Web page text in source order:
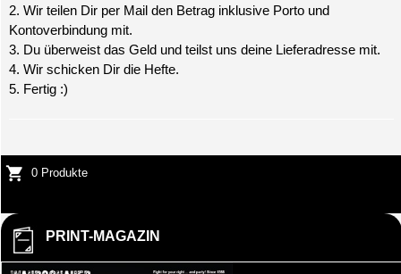
2. Wir teilen Dir per Mail den Betrag inklusive Porto und
Kontoverbindung mit.
3. Du überweist das Geld und teilst uns deine Lieferadresse mit.
4. Wir schicken Dir die Hefte.
5. Fertig :)
0 Produkte
PRINT-MAGAZIN